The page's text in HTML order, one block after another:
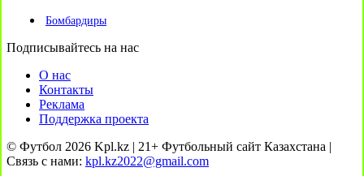
Бомбардиры
Подписывайтесь на нас
О нас
Контакты
Реклама
Поддержка проекта
© Футбол 2026 Kpl.kz | 21+ Футбольный сайт Казахстана |
Связь с нами: kpl.kz2022@gmail.com